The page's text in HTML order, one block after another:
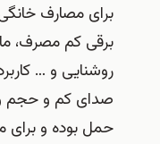
برای مصارف
برقی کم مصرف،
روشنایی و …
صدای کم و حجم و
حمل بوده و برای